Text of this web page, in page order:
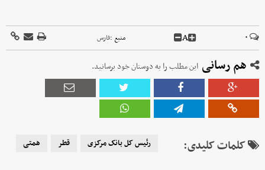
۰ A منبع :فارس
هم رسانی این مطلب را به دوستان خود برسانید.
کلمات کلیدی: رئیس کل بانک مرکزی قطر همتی